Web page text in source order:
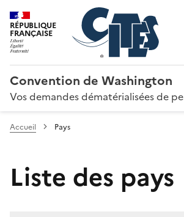
RÉPUBLIQUE
FRANÇAISE
Convention de Washington
Vos demandes dématérialisées de
Accueil Pays
Liste des pays